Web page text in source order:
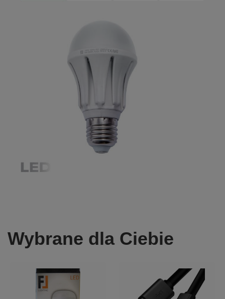
Wybrane dla Ciebie